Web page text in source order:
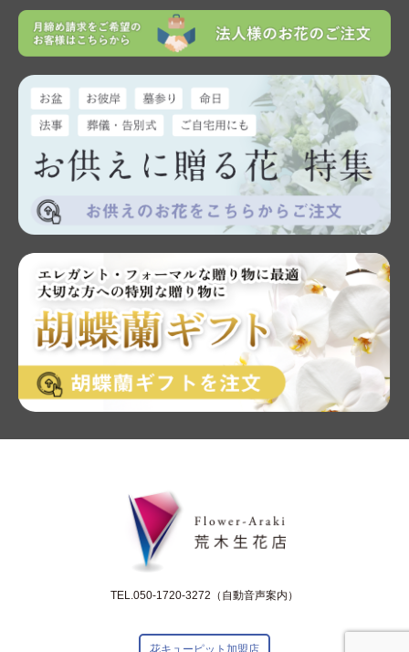
TEL.050-1720-3272（自動音声案内）
花キューピット加盟店